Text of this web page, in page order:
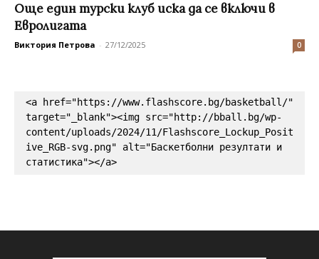
Още един турски клуб иска да се включи в
Евролигата
Виктория Петрова - 27/12/2025 0
<a href="https://www.flashscore.bg/basketball/"
target="_blank"><img src="http://bball.bg/wp-
content/uploads/2024/11/Flashscore_Lockup_Posit
ive_RGB-svg.png" alt="Баскетболни резултати и
статистика"></a>